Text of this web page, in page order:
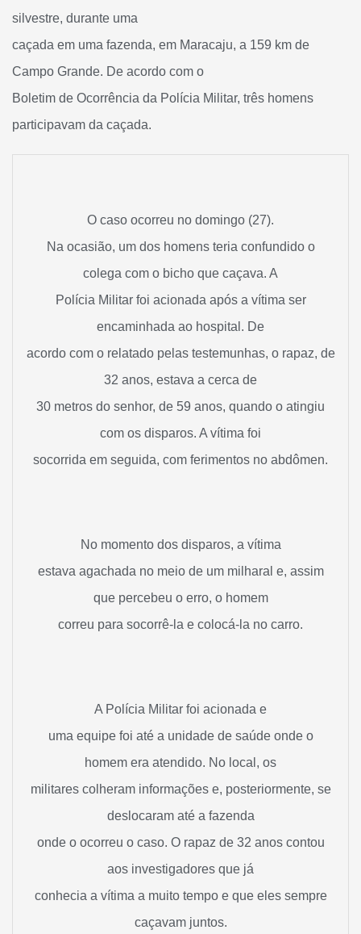
silvestre, durante uma
caçada em uma fazenda, em Maracaju, a 159 km de
Campo Grande. De acordo com o
Boletim de Ocorrência da Polícia Militar, três homens
participavam da caçada.
O caso ocorreu no domingo (27).
Na ocasião, um dos homens teria confundido o
colega com o bicho que caçava. A
Polícia Militar foi acionada após a vítima ser
encaminhada ao hospital. De
acordo com o relatado pelas testemunhas, o rapaz, de
32 anos, estava a cerca de
30 metros do senhor, de 59 anos, quando o atingiu
com os disparos. A vítima foi
socorrida em seguida, com ferimentos no abdômen.
No momento dos disparos, a vítima
estava agachada no meio de um milharal e, assim
que percebeu o erro, o homem
correu para socorrê-la e colocá-la no carro.
A Polícia Militar foi acionada e
uma equipe foi até a unidade de saúde onde o
homem era atendido. No local, os
militares colheram informações e, posteriormente, se
deslocaram até a fazenda
onde o ocorreu o caso. O rapaz de 32 anos contou
aos investigadores que já
conhecia a vítima a muito tempo e que eles sempre
caçavam juntos.